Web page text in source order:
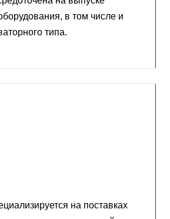
в том числе и
типа.
на поставках